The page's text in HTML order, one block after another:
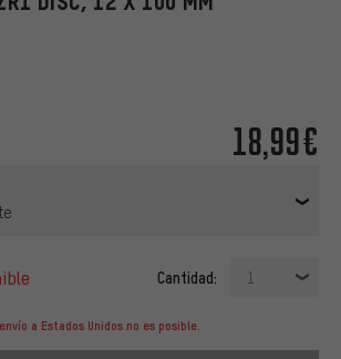
18,99€
Cantidad: 1
a Estados Unidos no es posible.